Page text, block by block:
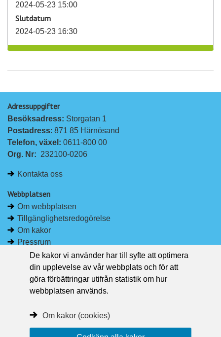
2024-05-23 15:00
Slutdatum
2024-05-23 16:30
Adressuppgifter
Besöksadress: Storgatan 1
Postadress: 871 85 Härnösand
Telefon, växel: 0611-800 00
Org. Nr: 232100-0206
Kontakta oss
Webbplatsen
Om webbplatsen
Tillgänglighetsredogörelse
Om kakor
Pressrum
Håll dig uppdaterad
Följ Region Västernorrland på Facebook
Region Västernorrland i sociala medier
De kakor vi använder har till syfte att optimera
din upplevelse av vår webbplats och för att
göra förbättringar utifrån statistik om hur
webbplatsen används.
Om kakor (cookies)